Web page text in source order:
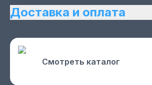
Доставка и оплата
Смотреть каталог